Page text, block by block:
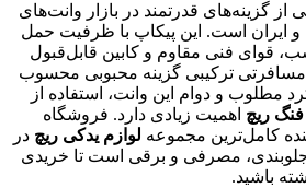
از گزینه‌های قدرتمند در بازار وانت‌های
ایران است. این پیکاپ با ظرفیت حمل
قوای فنی مقاوم و کابین قابل‌قبول
ترکیبی گزینه محبوبی محسوب
و دوام این وانت، استفاده از
ریچ اهمیت زیادی دارد. فروشگاه
کامل‌ترین مجموعه لوازم یدکی ریچ در
جلوبندی، مصرفی و برقی است تا خریدی
باشید.